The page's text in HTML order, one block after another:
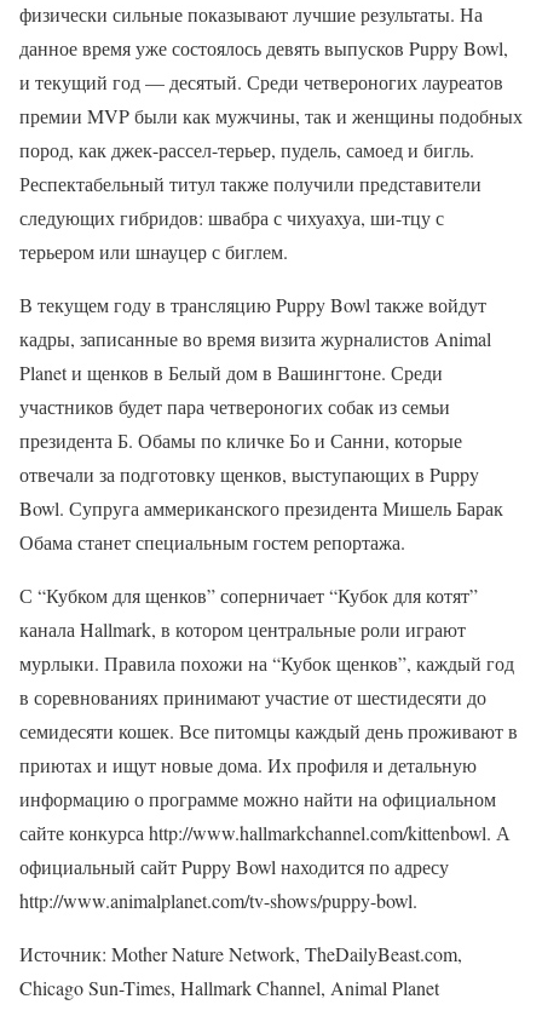
физически сильные показывают лучшие результаты. На
данное время уже состоялось девять выпусков Puppy Bowl,
и текущий год — десятый. Среди четвероногих лауреатов
премии MVP были как мужчины, так и женщины подобных
пород, как джек-рассел-терьер, пудель, самоед и бигль.
Респектабельный титул также получили представители
следующих гибридов: швабра с чихуахуа, ши-тцу с
терьером или шнауцер с биглем.
В текущем году в трансляцию Puppy Bowl также войдут
кадры, записанные во время визита журналистов Animal
Planet и щенков в Белый дом в Вашингтоне. Среди
участников будет пара четвероногих собак из семьи
президента Б. Обамы по кличке Бо и Санни, которые
отвечали за подготовку щенков, выступающих в Puppy
Bowl. Супруга аммериканского президента Мишель Барак
Обама станет специальным гостем репортажа.
С “Кубком для щенков” соперничает “Кубок для котят”
канала Hallmark, в котором центральные роли играют
мурлыки. Правила похожи на “Кубок щенков”, каждый год
в соревнованиях принимают участие от шестидесяти до
семидесяти кошек. Все питомцы каждый день проживают в
приютах и ищут новые дома. Их профиля и детальную
информацию о программе можно найти на официальном
сайте конкурса http://www.hallmarkchannel.com/kittenbowl. А
официальный сайт Puppy Bowl находится по адресу
http://www.animalplanet.com/tv-shows/puppy-bowl.
Источник: Mother Nature Network, TheDailyBeast.com,
Chicago Sun-Times, Hallmark Channel, Animal Planet